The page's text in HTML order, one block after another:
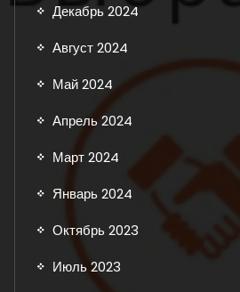
Декабрь 2024
Август 2024
Май 2024
Апрель 2024
Март 2024
Январь 2024
Октябрь 2023
Июль 2023